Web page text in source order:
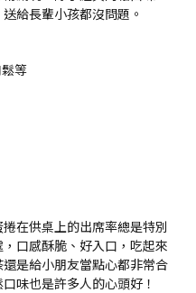
給長輩小孩都沒問題。
等
在供桌上的出席率總是特別
口感酥脆、好入口，吃起來
是給小朋友當點心都非常合
味也是許多人的心頭好！